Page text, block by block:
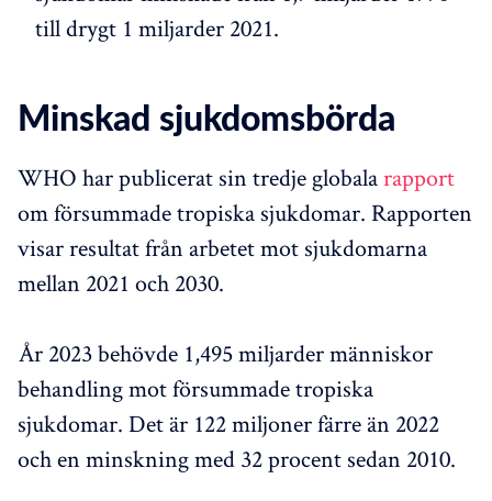
till drygt 1 miljarder 2021.
Minskad sjukdomsbörda
WHO har publicerat sin tredje globalarapport
om försummade tropiska sjukdomar. Rapporten
visar resultat från arbetet mot sjukdomarna
mellan 2021 och 2030.
År 2023 behövde 1,495 miljarder människor
behandling mot försummade tropiska
sjukdomar. Det är 122 miljoner färre än 2022
och en minskning med 32 procent sedan 2010.